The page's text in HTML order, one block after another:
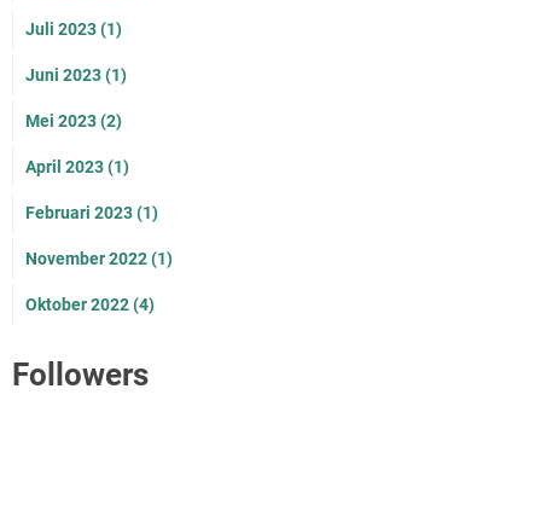
Juli 2023(1)
Juni 2023(1)
Mei 2023(2)
April 2023(1)
Februari 2023(1)
November 2022(1)
Oktober 2022(4)
Followers